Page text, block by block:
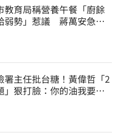
教育局稱營養午餐「廚餘
弱勢」惹議 蔣萬安急
署主任批台糖！黃偉哲「2
」狠打臉：你的油我要通